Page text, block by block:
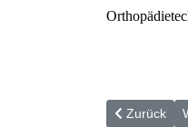
Vorheriger
Zurück